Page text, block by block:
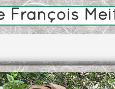
François